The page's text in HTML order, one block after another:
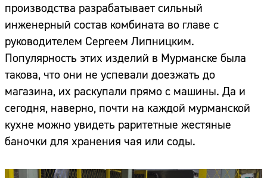
производства разрабатывает сильный
инженерный состав комбината во главе с
руководителем Сергеем Липницким.
Популярность этих изделий в Мурманске была
такова, что они не успевали доезжать до
магазина, их раскупали прямо с машины. Да и
сегодня, наверно, почти на каждой мурманской
кухне можно увидеть раритетные жестяные
баночки для хранения чая или соды.